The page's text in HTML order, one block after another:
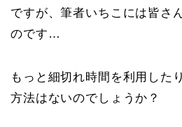
ですが、筆者いちこには皆さ
のです…
もっと細切れ時間を利用した
方法はないのでしょうか？